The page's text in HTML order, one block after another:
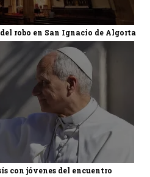
robo en San Ignacio de Algorta
con jóvenes del encuentro